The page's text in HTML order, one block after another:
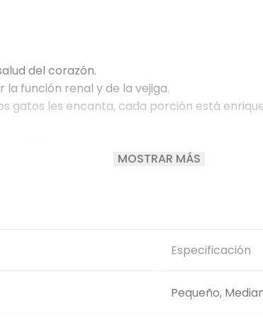
del corazón.
función renal y de la vejiga.
gatos les encanta, cada porción está
y minerales balanceados para favorecer los
hermosos.
de alimentación específicas para tu
MOSTRAR MÁS
Especificación
Pequeño,